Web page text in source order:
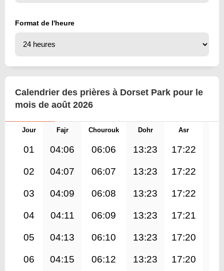
Format de l'heure
Calendrier des prières à Dorset Park pour le
mois de août 2026
Jour Fajr Chourouk Dohr Asr
01 04:06 06:06 13:23 17:22
02 04:07 06:07 13:23 17:22
03 04:09 06:08 13:23 17:22
04 04:11 06:09 13:23 17:21
05 04:13 06:10 13:23 17:20
06 04:15 06:12 13:23 17:20